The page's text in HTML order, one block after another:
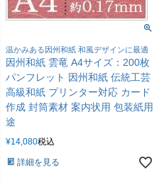
温かみある因州和紙 和風デザインに最適
因州和紙 雲竜 A4サイズ：200枚
パンフレット 因州和紙 伝統工芸
高級和紙 プリンター対応 カード
作成 封筒素材 案内状用 包装紙用
途
¥14,080税込
詳細を見る